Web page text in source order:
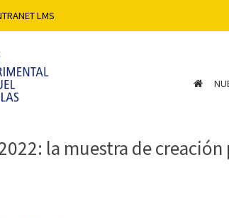
LMS
la muestra de